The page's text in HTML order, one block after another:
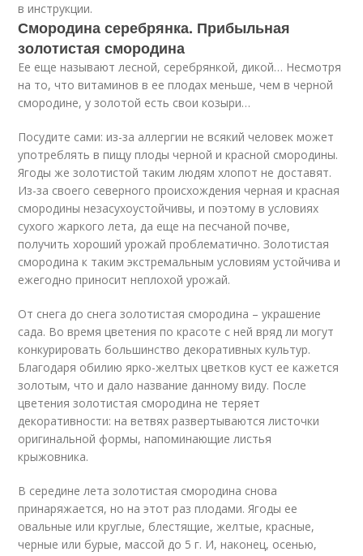
в инструкции.
Смородина серебрянка. Прибыльная
золотистая смородина
Ее еще называют лесной, серебрянкой, дикой… Несмотря
на то, что витаминов в ее плодах меньше, чем в черной
смородине, у золотой есть свои козыри…
Посудите сами: из-за аллергии не всякий человек может
употреблять в пищу плоды черной и красной смородины.
Ягоды же золотистой таким людям хлопот не доставят.
Из-за своего северного происхождения черная и красная
смородины незасухоустойчивы, и поэтому в условиях
сухого жаркого лета, да еще на песчаной почве,
получить хороший урожай проблематично. Золотистая
смородина к таким экстремальным условиям устойчива и
ежегодно приносит неплохой урожай.
От снега до снега золотистая смородина – украшение
сада. Во время цветения по красоте с ней вряд ли могут
конкурировать большинство декоративных культур.
Благодаря обилию ярко-желтых цветков куст ее кажется
золотым, что и дало название данному виду. После
цветения золотистая смородина не теряет
декоративности: на ветвях развертываются листочки
оригинальной формы, напоминающие листья
крыжовника.
В середине лета золотистая смородина снова
принаряжается, но на этот раз плодами. Ягоды ее
овальные или круглые, блестящие, желтые, красные,
черные или бурые, массой до 5 г. И, наконец, осенью,